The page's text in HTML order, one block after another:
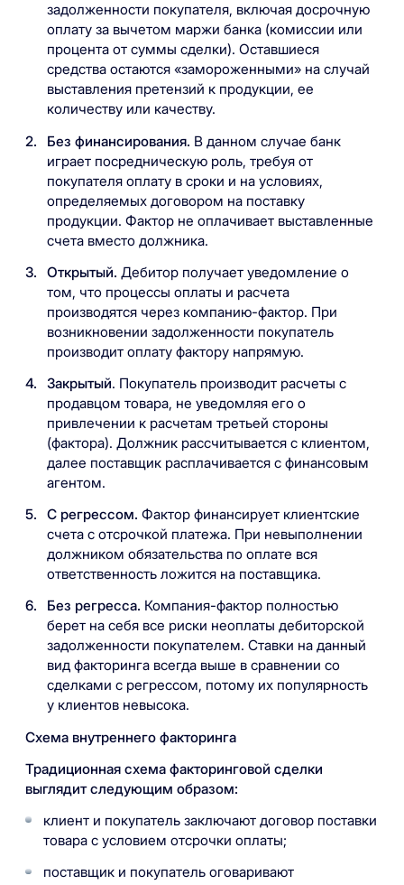
задолженности покупателя, включая досрочную
оплату за вычетом маржи банка (комиссии или
процента от суммы сделки). Оставшиеся
средства остаются «замороженными» на случай
выставления претензий к продукции, ее
количеству или качеству.
Без финансирования. В данном случае банк
играет посредническую роль, требуя от
покупателя оплату в сроки и на условиях,
определяемых договором на поставку
продукции. Фактор не оплачивает выставленные
счета вместо должника.
Открытый. Дебитор получает уведомление о
том, что процессы оплаты и расчета
производятся через компанию-фактор. При
возникновении задолженности покупатель
производит оплату фактору напрямую.
Закрытый. Покупатель производит расчеты с
продавцом товара, не уведомляя его о
привлечении к расчетам третьей стороны
(фактора). Должник рассчитывается с клиентом,
далее поставщик расплачивается с финансовым
агентом.
С регрессом. Фактор финансирует клиентские
счета с отсрочкой платежа. При невыполнении
должником обязательства по оплате вся
ответственность ложится на поставщика.
Без регресса. Компания-фактор полностью
берет на себя все риски неоплаты дебиторской
задолженности покупателем. Ставки на данный
вид факторинга всегда выше в сравнении со
сделками с регрессом, потому их популярность
у клиентов невысока.
Схема внутреннего факторинга
Традиционная схема факторинговой сделки
выглядит следующим образом:
клиент и покупатель заключают договор поставки
товара с условием отсрочки оплаты;
поставщик и покупатель оговаривают